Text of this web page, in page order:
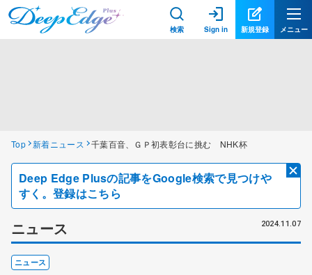
検索 Sign in 新規登録 メニュー
Top 新着ニュース 千葉百音、ＧＰ初表彰台に挑む NHK杯
Deep Edge Plusの記事をGoogle検索で見つけや
すく。登録はこちら
ニュース 2024.11.07
ニュース